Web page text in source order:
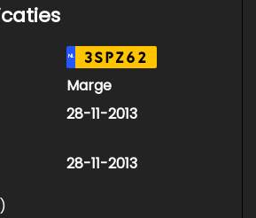
NL 3SPZ62
Marge
28-11-2013
28-11-2013